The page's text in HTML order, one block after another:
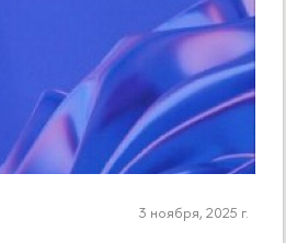
3 ноября, 2025 г.